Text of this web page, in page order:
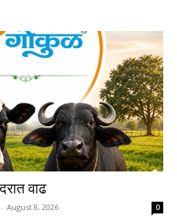
वाढ
- August 8, 2026 0